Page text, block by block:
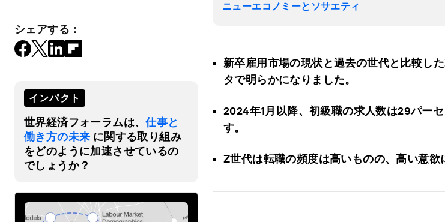
シェアする：
インパクト
世界経済フォーラムは、仕事と
働き方の未来 に関する取り組み
をどのように加速させているの
でしょうか？
ニューエコノミーとソサエティ
新卒雇用市場の現状と過去の世代と比較し
タで明らかになりました。
2024年1月以降、初級職の求人数は29パー
す。
Z世代は転職の頻度は高いものの、高い意欲